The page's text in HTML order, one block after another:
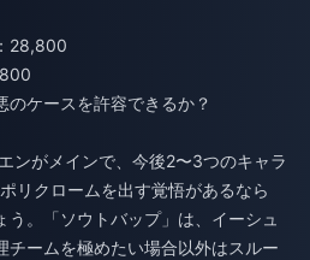
28,800
ケースを許容できるか？
ンがメインで、今後2〜3つのキャラ
リクロームを出す覚悟があるなら
う。「ソウトバップ」は、イーシュ
チームを極めたい場合以外はスルー